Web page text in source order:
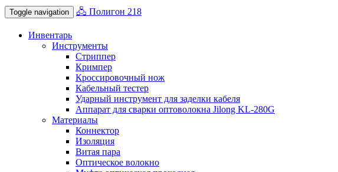
Toggle navigation 🖧 Полигон 218
Инвентарь
Инструменты
Стриппер
Кримпер
Кроссировочный нож
Кабельный тестер
Ударный инструмент для заделки кабеля
Аппарат для сварки оптоволокна Jilong KL-280G
Материалы
Коннектор
Изоляция
Витая пара
Оптическое волокно